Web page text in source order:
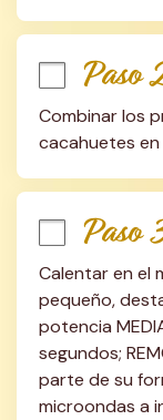
Paso
Combinar los
cacahuetes
Paso
Calentar en el
pequeño,
potencia
segundos;
parte de su
microondas a